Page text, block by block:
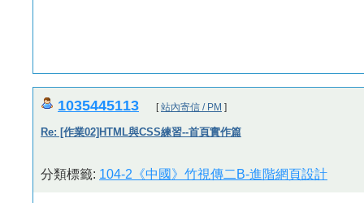
1035445113 [站內寄信 / PM ]
Re: [作業02]HTML與CSS練習--首頁實作篇
分類標籤: 104-2《中國》竹視傳二B-進階網頁設計